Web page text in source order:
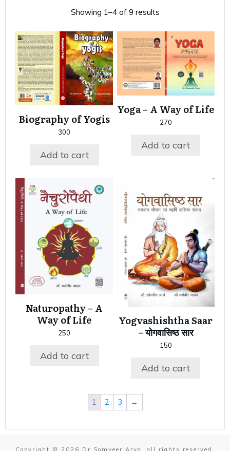
Showing 1–4 of 9 results
Biography of Yogis
300
Add to cart
Yoga – A Way of Life
270
Add to cart
Naturopathy – A
Way of Life
250
Add to cart
Yogvashishtha Saar
– योगवासिष्ठ सार
150
Add to cart
1 2 3 →
Copyright © 2026 Dr Somveer Arya , all rights reserved.